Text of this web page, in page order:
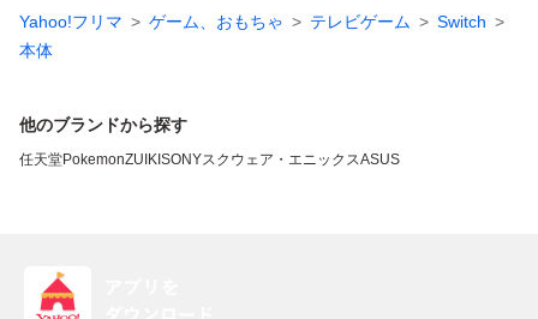
Yahoo!フリマ ゲーム、おもちゃ テレビゲーム
Switch
本体
他のブランドから探す
任天堂PokemonZUIKI SONYスクウェア・エニックスASUS